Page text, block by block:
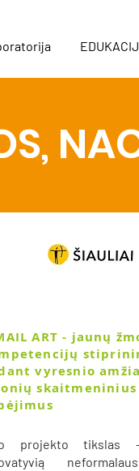
ART - jaunų
vyresnio
skaitmeninius
projekto tikslas